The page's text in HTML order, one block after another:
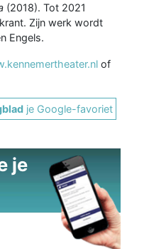
(2018). Tot 2021
Zijn werk wordt
Engels.
of
je Google-favoriet
je